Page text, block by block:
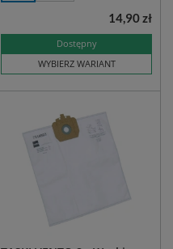
Dostępny
WYBIERZ WARIANT
14,90 zł